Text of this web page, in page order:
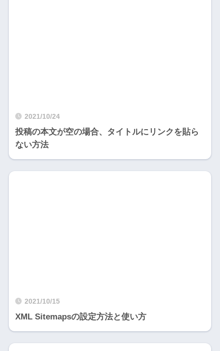
2021/10/24
投稿の本文が空の場合、タイトルにリンクを貼ら
ない方法
2021/10/15
XML Sitemapsの設定方法と使い方